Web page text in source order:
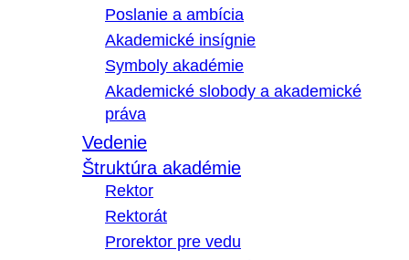
Poslanie a ambícia
Akademické insígnie
Symboly akadémie
Akademické slobody a akademické
práva
Vedenie
Štruktúra akadémie
Rektor
Rektorát
Prorektor pre vedu